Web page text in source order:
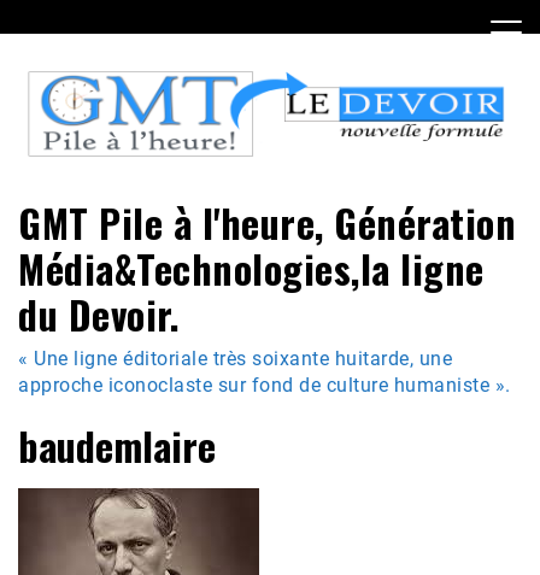
to
content
GMT Pile à l'heure, Génération
Média&Technologies,la ligne
du Devoir.
« Une ligne éditoriale très soixante huitarde, une
approche iconoclaste sur fond de culture humaniste ».
baudemlaire